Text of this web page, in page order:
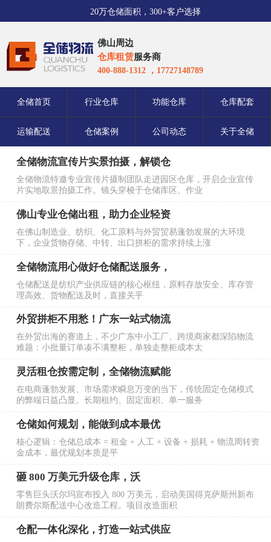
20万仓储面积，300+客户选择
佛山周边
仓库租赁服务商
400-888-1312 ，17727148789
全储首页 行业仓库 功能仓库 仓库配套
运输配送 仓储案例 公司动态 关于全储
全储物流宣传片实景拍摄，解锁仓
全储物流特邀专业宣传片摄制团队走进园区仓库，开启企业宣传
片实地取景拍摄工作。镜头穿梭于仓储库区、作业
佛山专业仓储出租，助力企业轻资
在佛山制造业、纺织、化工原料与外贸贸易蓬勃发展的大环境
下，企业货物存储、中转、出口拼柜的需求持续上涨
全储物流用心做好仓储配送服务，
仓储配送是纺织产业供应链的核心枢纽，原料存放安全、库存管
理高效、货物配送及时，直接关乎
外贸拼柜不用愁！广东一站式物流
在外贸出海的赛道上，不少广东中小工厂、跨境商家都深陷物流
难题：小批量订单凑不满整柜，单独走整柜成本太
灵活租仓按需定制，全储物流赋能
在电商蓬勃发展、市场需求瞬息万变的当下，传统固定仓储模式
的弊端日益凸显。长期租约、固定面积、单一服务
仓储如何规划，能做到成本最优
核心逻辑：仓储总成本 = 租金 + 人工 + 设备 + 损耗 + 物流周转资
金成本，最优规划本质是平
砸 800 万美元升级仓库，沃
零售巨头沃尔玛宣布投入 800 万美元，启动美国得克萨斯州新布
朗费尔斯配送中心改造工程。项目改造面积
仓配一体化深化，打造一站式供应